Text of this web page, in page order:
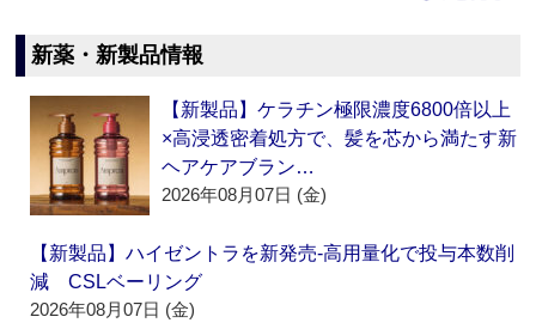
新薬・新製品情報
【新製品】ケラチン極限濃度6800倍以上
×高浸透密着処方で、髪を芯から満たす新
ヘアケアブラン…
2026年08月07日 (金)
【新製品】ハイゼントラを新発売‐高用量化で投与本数削
減 CSLベーリング
2026年08月07日 (金)